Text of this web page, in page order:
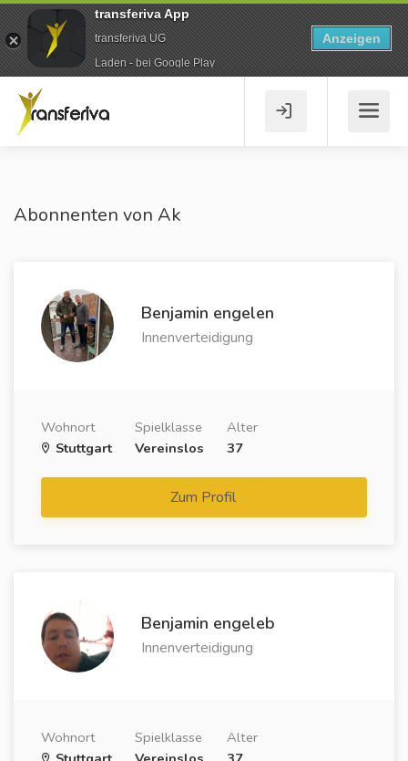
Abonnenten von Ak
Benjamin engelen
Innenverteidigung
Wohnort
Stuttgart
Spielklasse
Vereinslos
Alter
37
Zum Profil
Benjamin engeleb
Innenverteidigung
Wohnort
Spielklasse
Alter
transferiva App
transferiva UG
Laden - bei Google Play
Anzeigen